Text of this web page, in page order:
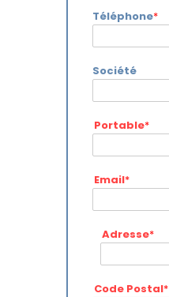
Téléphone*
Société
Portable*
Email*
Adresse*
Code Postal*